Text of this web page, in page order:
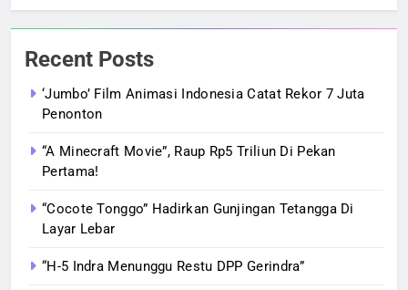
Recent Posts
‘Jumbo’ Film Animasi Indonesia Catat Rekor 7 Juta
Penonton
“A Minecraft Movie”, Raup Rp5 Triliun Di Pekan
Pertama!
“Cocote Tonggo” Hadirkan Gunjingan Tetangga Di
Layar Lebar
“H-5 Indra Menunggu Restu DPP Gerindra”